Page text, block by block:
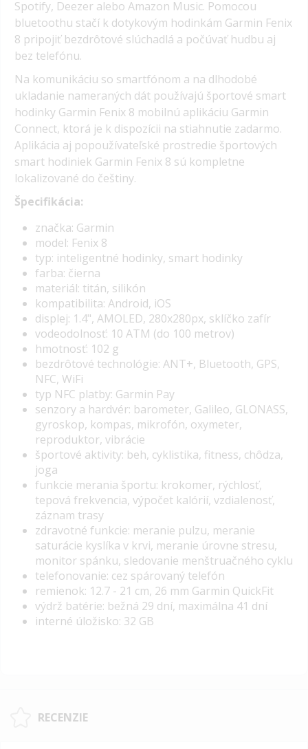
Spotify, Deezer alebo Amazon Music. Pomocou
bluetoothu stačí k dotykovým hodinkám Garmin Fenix
8 pripojiť bezdrôtové slúchadlá a počúvať hudbu aj
bez telefónu.
Na komunikáciu so smartfónom a na dlhodobé
ukladanie nameraných dát používajú športové smart
hodinky Garmin Fenix 8 mobilnú aplikáciu Garmin
Connect, ktorá je k dispozícii na stiahnutie zadarmo.
Aplikácia aj popoužívateľské prostredie športových
smart hodiniek Garmin Fenix 8 sú kompletne
lokalizované do češtiny.
Špecifikácia:
značka: Garmin
model: Fenix 8
typ: inteligentné hodinky, smart hodinky
farba: čierna
materiál: titán, silikón
kompatibilita: Android, iOS
displej: 1.4", AMOLED, 280x280px, sklíčko zafír
vodeodolnosť: 10 ATM (do 100 metrov)
hmotnosť: 102 g
bezdrôtové technológie: ANT+, Bluetooth, GPS,
NFC, WiFi
typ NFC platby: Garmin Pay
senzory a hardvér: barometer, Galileo, GLONASS,
gyroskop, kompas, mikrofón, oxymeter,
reproduktor, vibrácie
športové aktivity: beh, cyklistika, fitness, chôdza,
joga
funkcie merania športu: krokomer, rýchlosť,
tepová frekvencia, výpočet kalórií, vzdialenosť,
záznam trasy
zdravotné funkcie: meranie pulzu, meranie
saturácie kyslíka v krvi, meranie úrovne stresu,
monitor spánku, sledovanie menštruačného cyklu
telefonovanie: cez spárovaný telefón
remienok: 12.7 - 21 cm, 26 mm Garmin QuickFit
výdrž batérie: bežná 29 dní, maximálna 41 dní
interné úložisko: 32 GB
RECENZIE